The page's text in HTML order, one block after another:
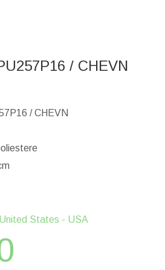
/ CHEVN
/ CHEVN
United States - USA